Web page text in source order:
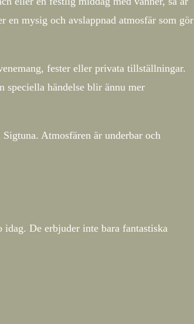
en mysig och avslappnad atmosfär som gör
fester eller privata tillställningar.
speciella händelse blir ännu mer
Atmosfären är underbar och
De erbjuder inte bara fantastiska